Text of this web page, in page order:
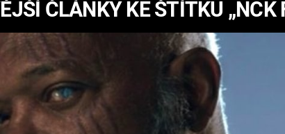
KINGDOM
COME:
DELIVERANCE
ESPORT
KOMEDIE
ČLÁNKY KE ŠTÍTKU „NCK